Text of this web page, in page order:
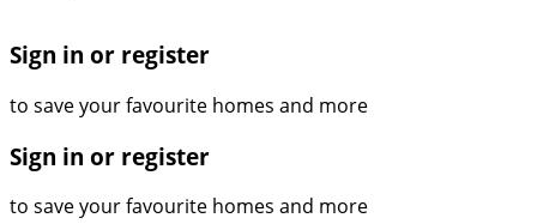
Sign in or register
to save your favourite homes and more
Sign in or register
to save your favourite homes and more